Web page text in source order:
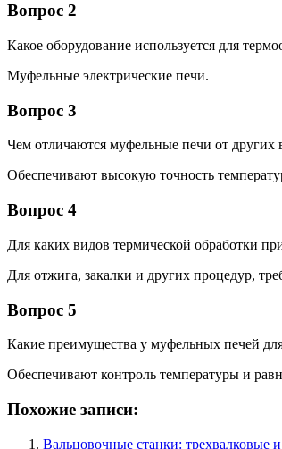
Вопрос 2
Какое оборудование используется для
Муфельные электрические печи.
Вопрос 3
Чем отличаются муфельные печи от других
Обеспечивают высокую точность
Вопрос 4
Для каких видов термической обработки
Для отжига, закалки и других процедур,
Вопрос 5
Какие преимущества у муфельных печей
Обеспечивают контроль температуры и
Похожие записи:
Вальцовочные станки: трехвалковые